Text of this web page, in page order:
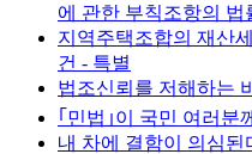
에 관한 부칙조항의 법
지역주택조합의 재산
건 - 특별
법조신뢰를 저해하는
｢민법｣이 국민 여러분
내 차에 결함이 의심